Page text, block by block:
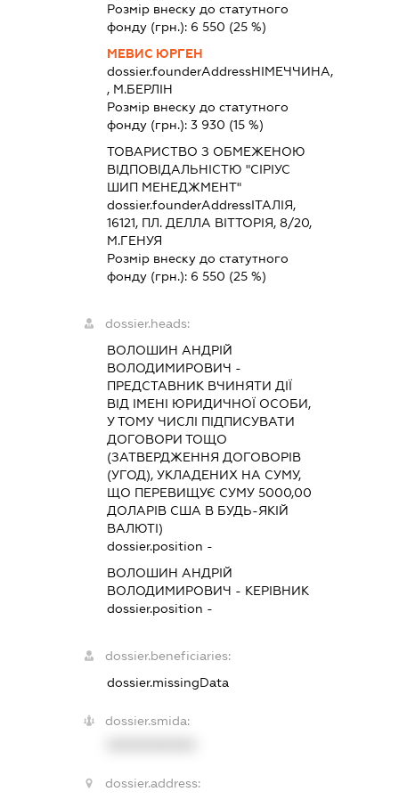
Розмір внеску до статутного
фонду (грн.): 6 550 (25 %)
МЕВИС ЮРГЕН
dossier.founderAddressНІМЕЧЧИНА,
, М.БЕРЛІН
Розмір внеску до статутного
фонду (грн.): 3 930 (15 %)
ТОВАРИСТВО З ОБМЕЖЕНОЮ
ВІДПОВІДАЛЬНІСТЮ "СІРІУС
ШИП МЕНЕДЖМЕНТ"
dossier.founderAddressІТАЛІЯ,
16121, ПЛ. ДЕЛЛА ВІТТОРІЯ, 8/20,
М.ГЕНУЯ
Розмір внеску до статутного
фонду (грн.): 6 550 (25 %)
dossier.heads:
ВОЛОШИН АНДРІЙ
ВОЛОДИМИРОВИЧ -
ПРЕДСТАВНИК ВЧИНЯТИ ДІЇ
ВІД ІМЕНІ ЮРИДИЧНОЇ ОСОБИ,
У ТОМУ ЧИСЛІ ПІДПИСУВАТИ
ДОГОВОРИ ТОЩО
(ЗАТВЕРДЖЕННЯ ДОГОВОРІВ
(УГОД), УКЛАДЕНИХ НА СУМУ,
ЩО ПЕРЕВИЩУЄ СУМУ 5000,00
ДОЛАРІВ США В БУДЬ-ЯКІЙ
ВАЛЮТІ)
dossier.position -
ВОЛОШИН АНДРІЙ
ВОЛОДИМИРОВИЧ - КЕРІВНИК
dossier.position -
dossier.beneficiaries:
dossier.missingData
dossier.smida:
dossier.address: